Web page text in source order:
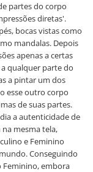
partes do corpo
diretas'.
bocas vistas como
mandalas. Depois
apenas a certas
qualquer parte do
a pintar um dos
esse outro corpo
de suas partes.
a autenticidade de
mesma tela,
e Feminino
Conseguindo
Feminino, embora